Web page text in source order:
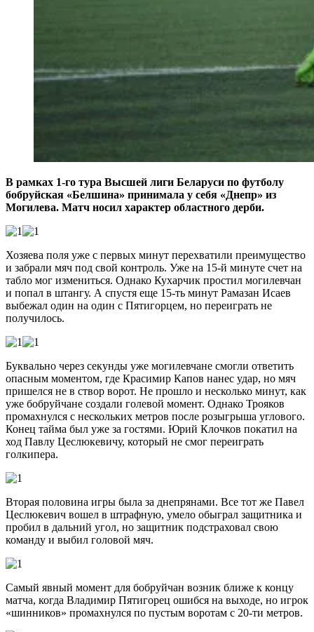
В рамках 1-го тура Высшей лиги Беларуси по футболу
бобруйская «Белшина» принимала у себя «Днепр» из
Могилева. Матч носил характер областного дерби.
Хозяева поля уже с первых минут перехватили преимущество
и забрали мяч под свой контроль. Уже на 15-й минуте счет на
табло мог измениться. Однако Кухарчик простил могилевчан
и попал в штангу. А спустя еще 15-ть минут Рамазан Исаев
выбежал один на один с Пятигорцем, но переиграть не
получилось.
Буквально через секунды уже могилевчане смогли ответить
опасным моментом, где Красимир Капов нанес удар, но мяч
пришелся не в створ ворот. Не прошло и несколько минут, как
уже бобруйчане создали голевой момент. Однако Трояков
промахнулся с нескольких метров после розыгрыша углового.
Конец тайма был уже за гостями. Юрий Клочков покатил на
ход Павлу Цеслюкевичу, который не смог переиграть
голкипера.
Вторая половина игры была за днепрянами. Все тот же Павел
Цеслюкевич вошел в штрафную, умело обыграл защитника и
пробил в дальний угол, но защитник подстраховал свою
команду и выбил головой мяч.
Самый явный момент для бобруйчан возник ближе к концу
матча, когда Владимир Пятигорец ошибся на выходе, но игрок
«шинников» промахнулся по пустым воротам с 20-ти метров.